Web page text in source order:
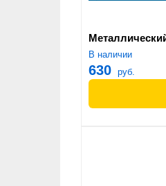
В наличии
630 руб.